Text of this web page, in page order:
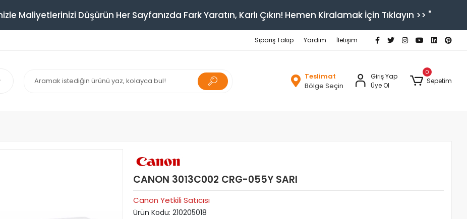
Maliyetlerinizi Düşürün Her Sayfanızda Fark Yaratın, Karlı Çıkın! Hemen Kiralamak İçin Tıklayın >> "
Sipariş Takip Yardım İletişim
Teslimat
Bölge Seçin
Giriş Yap
Üye Ol
0
Sepetim
CANON 3013C002 CRG-055Y SARI
Canon Yetkili Satıcısı
Ürün Kodu: 210205018